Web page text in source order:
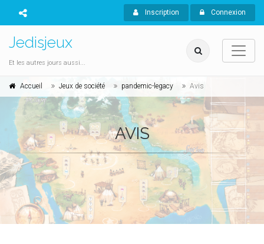
Inscription Connexion
Jedisjeux
Et les autres jours aussi...
Accueil Jeux de société pandemic-legacy Avis
AVIS